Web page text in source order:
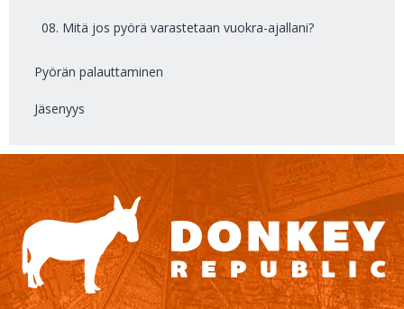
08. Mitä jos pyörä varastetaan vuokra-ajallani?
Pyörän palauttaminen
Jäsenyys